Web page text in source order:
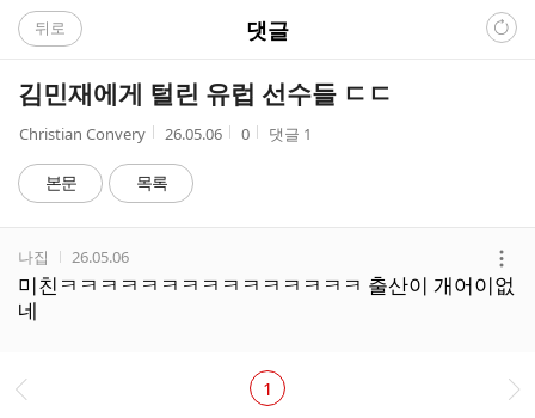
C
A
댓글
뒤로
김민재에게 털린 유럽 선수들 ㄷㄷ
작
자
Christian Convery
작
시
간
26.05.06
조
0 댓글 1
본문 목록
작성자
나집 작성시간
26.05.06
미친ㅋㅋㅋㅋㅋㅋㅋㅋㅋㅋㅋㅋㅋㅋㅋ 출산이 개어이없
네
더
보
1